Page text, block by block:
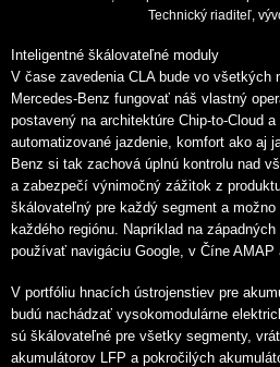
Technický riaditeľ,
Inteligentné škálovateľné moduly
V čase zavedenia CLA bude vo všetkých
Mercedes-Benz fungovať náš vlastný
postavený na architektúre Chip-to-Cloud a
automatizované jazdenie, komfort ako aj
Benz si tak zachová úplnú kontrolu nad
a zabezpečí výnimočný zážitok z
škálovateľný pre každý segment a možno
každého regiónu. Napríklad na
používať navigáciu Google, v Číne AMAP
V portfóliu hnacích ústrojenstiev pre
budú nachádzať vysokomodulárne
sú škálovateľné pre všetky segmenty,
akumulátorov LFP a pokročilých